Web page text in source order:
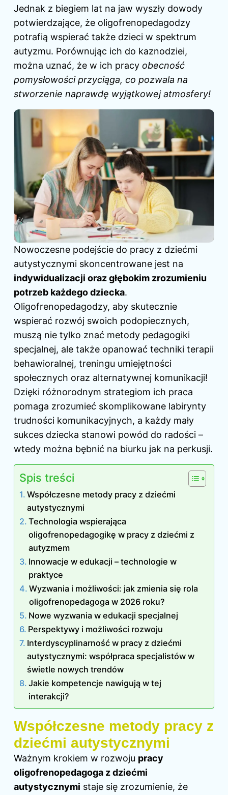
Jednak z biegiem lat na jaw wyszły dowody
potwierdzające, że oligofrenopedagodzy
potrafią wspierać także dzieci w spektrum
autyzmu. Porównując ich do kaznodziei,
można uznać, że w ich pracy obecność
pomysłowości przyciąga, co pozwala na
stworzenie naprawdę wyjątkowej atmosfery!
Nowoczesne podejście do pracy z dziećmi
autystycznymi skoncentrowane jest na
indywidualizacji oraz głębokim zrozumieniu
potrzeb każdego dziecka.
Oligofrenopedagodzy, aby skutecznie
wspierać rozwój swoich podopiecznych,
muszą nie tylko znać metody pedagogiki
specjalnej, ale także opanować techniki terapii
behawioralnej, treningu umiejętności
społecznych oraz alternatywnej komunikacji!
Dzięki różnorodnym strategiom ich praca
pomaga zrozumieć skomplikowane labirynty
trudności komunikacyjnych, a każdy mały
sukces dziecka stanowi powód do radości –
wtedy można bębnić na biurku jak na perkusji.
Spis treści
Współczesne metody pracy z dziećmi
autystycznymi
Technologia wspierająca
oligofrenopedagogikę w pracy z dziećmi z
autyzmem
Innowacje w edukacji – technologie w
praktyce
Wyzwania i możliwości: jak zmienia się rola
oligofrenopedagoga w 2026 roku?
Nowe wyzwania w edukacji specjalnej
Perspektywy i możliwości rozwoju
Interdyscyplinarność w pracy z dziećmi
autystycznymi: współpraca specjalistów w
świetle nowych trendów
Jakie kompetencje nawigują w tej
interakcji?
Współczesne metody pracy z
dziećmi autystycznymi
Ważnym krokiem w rozwoju pracy
oligofrenopedagoga z dziećmi
autystycznymi staje się zrozumienie, że